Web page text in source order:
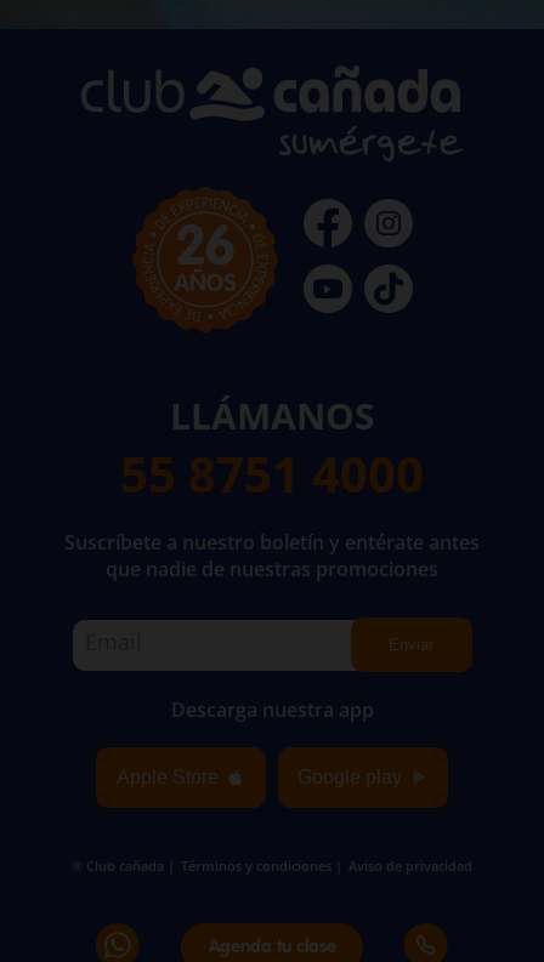
Agenda tu clase
LLÁMANOS
55 8751 4000
Suscríbete a nuestro boletín y entérate antes
que nadie de nuestras promociones
Enviar
Descarga nuestra app
Apple Store Google play
® Club cañada | Términos y condiciones Aviso de privacidad